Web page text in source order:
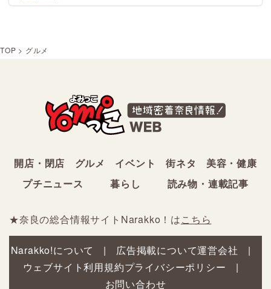
TOP > グルメ
開店・閉店 グルメ イベント 街ネタ
美容・健康
プチニュース
暮らし 読み物・連載記事
★奈良の総合情報サイトNarakko！はこちら
Narakko!について 広告掲載について運営会社
ウェブサイト利用規約プライバシーポリシー
お問い合わせ